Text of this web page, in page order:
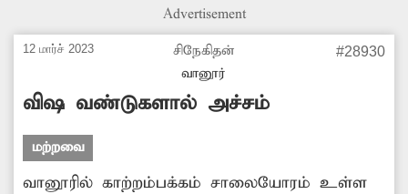
வசதியும் அமைத்து தர அதிகாரிகள் நடவடிக்கை
Advertisement
12 மார்ச் 2023
சிநேகிதன்
வானூர்
#28930
விஷ வண்டுகளால் அச்சம்
மற்றவை
வானூரில் காற்றம்பக்கம் சாலையோரம் உள்ள